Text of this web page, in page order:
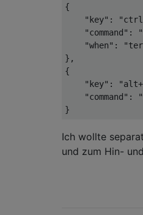
{
"key":
"command":
"when":
},
{
"key":
"command":
Ich wollte
und zum Hin-